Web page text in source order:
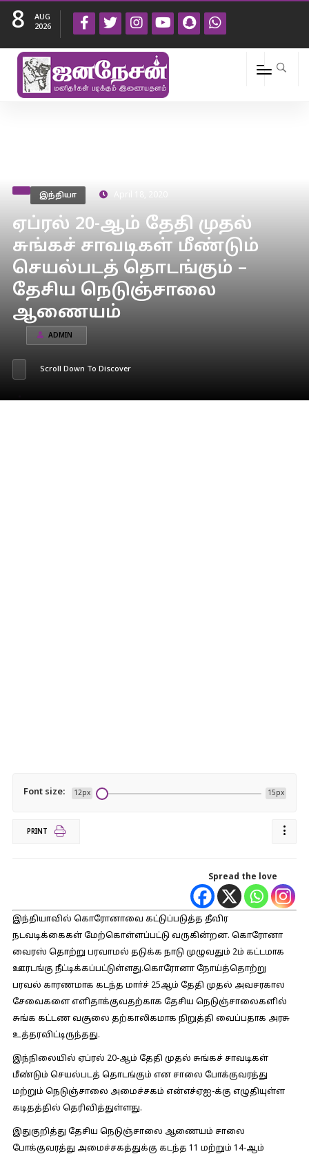
8
AUG
2026
இந்தியா
ஏப்ரல் 20-ஆம் தேதி முதல்
சுங்கச் சாவடிகள் மீண்டும்
செயல்படத் தொடங்கும் –
தேசிய நெடுஞ்சாலை
ஆணையம்
ADMIN
Scroll Down To Discover
Font size: 12px 15px
PRINT
Spread the love
இந்தியாவில் கொரோனாவை கட்டுப்படுத்த தீவிர
நடவடிக்கைகள் மேற்கொள்ளப்பட்டு வருகின்றன. கொரோனா
வைரஸ் தொற்று பரவாமல் தடுக்க நாடு முழுவதும் 2ம் கட்டமாக
ஊரடங்கு நீட்டிக்கப்பட்டுள்ளது.கொரோனா நோய்த்தொற்று
பரவல் காரணமாக கடந்த மாா்ச் 25ஆம் தேதி முதல் அவசரகால
சேவைகளை எளிதாக்குவதற்காக தேசிய நெடுஞ்சாலைகளில்
சுங்க கட்டண வசூலை தற்காலிகமாக நிறுத்தி வைப்பதாக அரசு
உத்தரவிட்டிருந்தது.
இந்நிலையில் ஏப்ரல் 20-ஆம் தேதி முதல் சுங்கச் சாவடிகள்
மீண்டும் செயல்படத் தொடங்கும் என சாலை போக்குவரத்து
மற்றும் நெடுஞ்சாலை அமைச்சகம் என்எச்ஏஐ-க்கு எழுதியுள்ள
கடிதத்தில் தெரிவித்துள்ளது.
இதுகுறித்து தேசிய நெடுஞ்சாலை ஆணையம் சாலை
போக்குவரத்து அமைச்சகத்துக்கு கடந்த 11 மற்றும் 14-ஆம்